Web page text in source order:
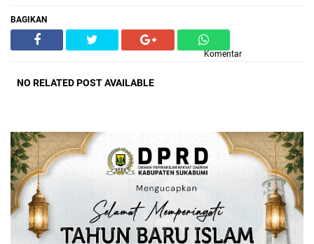
BAGIKAN
Komentar
NO RELATED POST AVAILABLE